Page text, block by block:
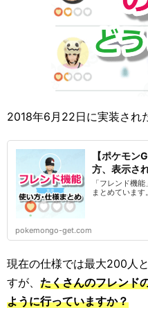
2018年6月22日に実装され
【ポケモン
方、表示さ
「フレンド機
まとめています。
pokemongo-get.com
現在の仕様では最大200人
すが、 たくさんのフレンド
ように行っていますか？